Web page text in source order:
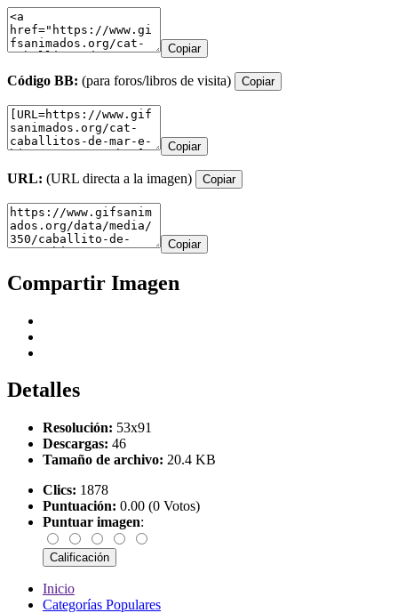
Copiar
Código BB: (para foros/libros de visita) Copiar
Copiar
URL: (URL directa a la imagen) Copiar
Copiar
Compartir Imagen
Detalles
Resolución: 53x91
Descargas: 46
Tamaño de archivo: 20.4 KB
Clics: 1878
Puntuación: 0.00 (0 Votos)
Puntuar imagen:
Inicio
Categorías Populares